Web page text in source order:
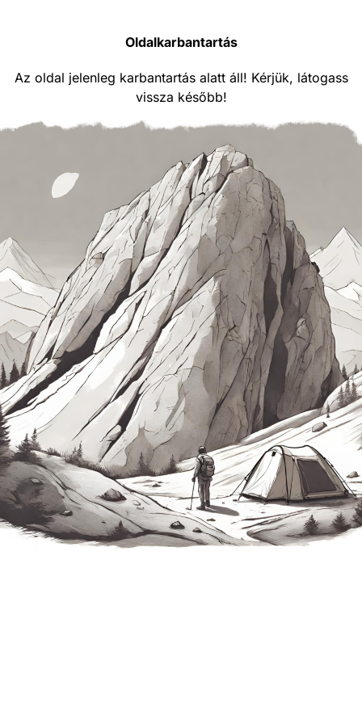
Oldalkarbantartás
Az oldal jelenleg karbantartás alatt áll! Kérjük, látogass
vissza később!